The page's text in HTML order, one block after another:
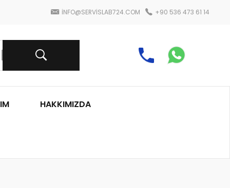
INFO@SERVISLAB724.COM +90 536 473 61 14
HAKKIMIZDA